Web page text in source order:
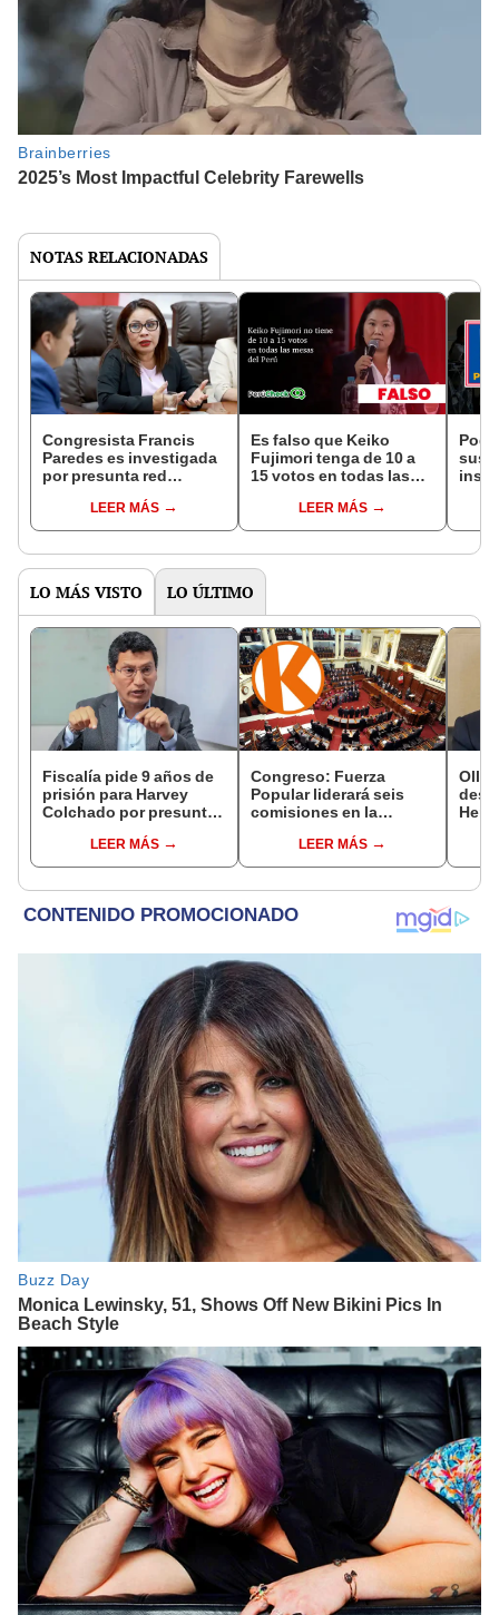
NOTAS RELACIONADAS
Congresista Francis
Paredes es investigada
por presunta red
contratos millonarios en
Ucayali
LEER MÁS
Es falso que Keiko
Fujimori tenga de 10 a
15 votos en todas las
indicó la excandidata al
Senado, Cecilia García
LEER MÁS
LO MÁS VISTO LO ÚLTIMO
Fiscalía pide 9 años de
prisión para Harvey
Colchado por presunta
incompatible y falsedad
ideológica
LEER MÁS
Congreso: Fuerza
Popular liderará seis
comisiones en la
LEER MÁS